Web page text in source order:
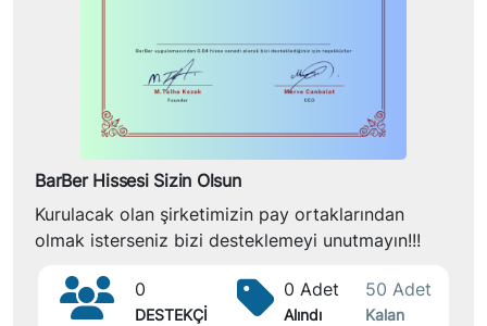
BarBer Hissesi Sizin Olsun
Kurulacak olan şirketimizin pay ortaklarından
olmak isterseniz bizi desteklemeyi unutmayın!!!
0
DESTEKÇİ
0 Adet
Alındı
50 Adet
Kalan